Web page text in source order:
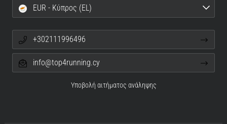
EUR - Κύπρος (EL)
+302111996496
info@top4running.cy
Υποβολή αιτήματος ανάληψης